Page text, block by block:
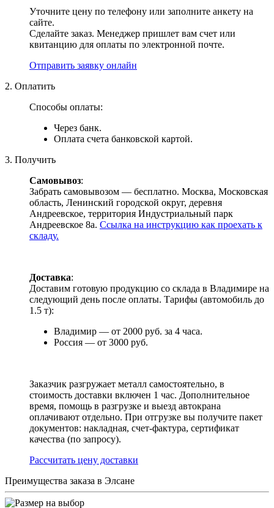
Уточните цену по телефону или заполните анкету на
сайте.
Сделайте заказ. Менеджер пришлет вам счет или
квитанцию для оплаты по электронной почте.
Отправить заявку онлайн
2. Оплатить
Способы оплаты:
Через банк.
Оплата счета банковской картой.
3. Получить
Самовывоз:
Забрать самовывозом — бесплатно. Москва, Московская
область, Ленинский городской округ, деревня
Андреевское, территория Индустриальный парк
Андреевское 8а. Ссылка на инструкцию как проехать к
складу.
Доставка:
Доставим готовую продукцию со склада в Владимире на
следующий день после оплаты. Тарифы (автомобиль до
1.5 т):
Владимир — от 2000 руб. за 4 часа.
Россия — от 3000 руб.
Заказчик разгружает металл самостоятельно, в
стоимость доставки включен 1 час. Дополнительное
время, помощь в разгрузке и выезд автокрана
оплачивают отдельно. При отгрузке вы получите пакет
документов: накладная, счет-фактура, сертификат
качества (по запросу).
Раcсчитать цену доставки
Преимущества заказа в Элсане